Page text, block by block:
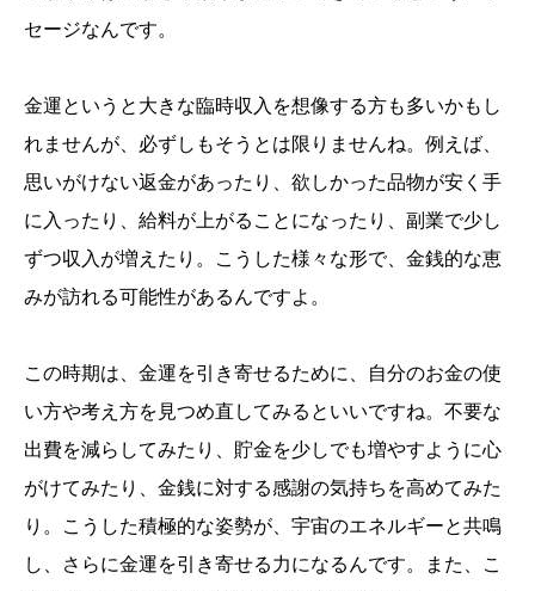
セージなんです。
金運というと大きな臨時収入を想像する方も多いかもし
れませんが、必ずしもそうとは限りませんね。例えば、
思いがけない返金があったり、欲しかった品物が安く手
に入ったり、給料が上がることになったり、副業で少し
ずつ収入が増えたり。こうした様々な形で、金銭的な恵
みが訪れる可能性があるんですよ。
この時期は、金運を引き寄せるために、自分のお金の使
い方や考え方を見つめ直してみるといいですね。不要な
出費を減らしてみたり、貯金を少しでも増やすように心
がけてみたり、金銭に対する感謝の気持ちを高めてみた
り。こうした積極的な姿勢が、宇宙のエネルギーと共鳴
し、さらに金運を引き寄せる力になるんです。また、こ